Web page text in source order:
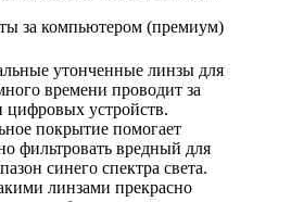
за компьютером (премиум)
утонченные линзы для
времени проводит за
цифровых устройств.
покрытие помогает
фильтровать вредный для
синего спектра света.
линзами прекрасно